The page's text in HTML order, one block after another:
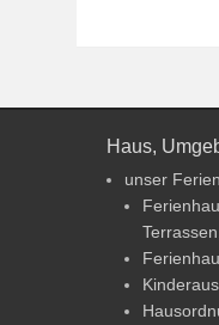
Haus,
unser